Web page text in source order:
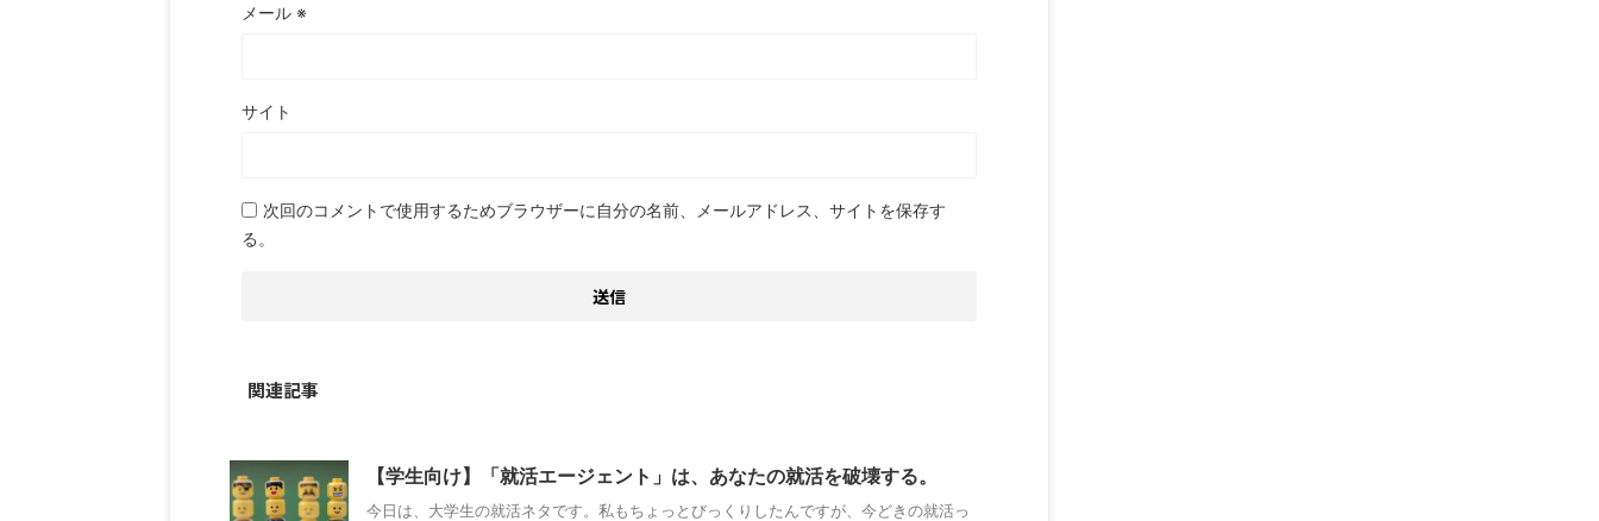
メール ※
サイト
次回のコメントで使用するためブラウザーに自分の名前、メールアドレス、サイトを保存す
る。
関連記事
【学生向け】「就活エージェント」は、あなたの就活を破壊する。
今日は、大学生の就活ネタです。私もちょっとびっくりしたんですが、今どきの就活っ